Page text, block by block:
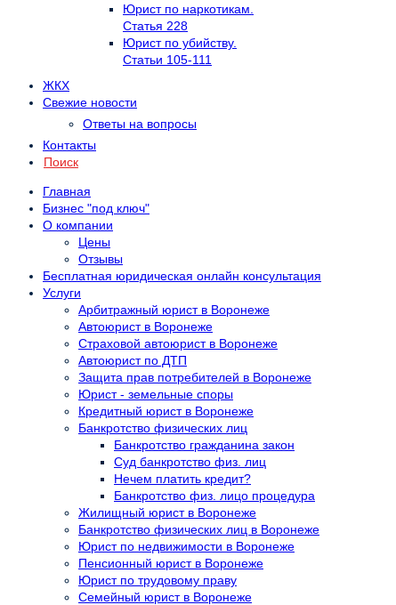
Юрист по наркотикам.
Статья 228
Юрист по убийству.
Статьи 105-111
ЖКХ
Свежие новости
Ответы на вопросы
Контакты
Поиск
Главная
Бизнес "под ключ"
О компании
Цены
Отзывы
Бесплатная юридическая онлайн консультация
Услуги
Арбитражный юрист в Воронеже
Автоюрист в Воронеже
Страховой автоюрист в Воронеже
Автоюрист по ДТП
Защита прав потребителей в Воронеже
Юрист - земельные споры
Кредитный юрист в Воронеже
Банкротство физических лиц
Банкротство гражданина закон
Суд банкротство физ. лиц
Нечем платить кредит?
Банкротство физ. лицо процедура
Жилищный юрист в Воронеже
Банкротство физических лиц в Воронеже
Юрист по недвижимости в Воронеже
Пенсионный юрист в Воронеже
Юрист по трудовому праву
Семейный юрист в Воронеже